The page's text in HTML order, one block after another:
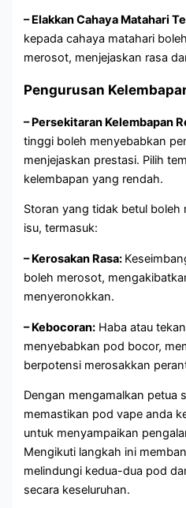
– Elakkan Cahaya Matahari
kepada cahaya matahari
merosot, menjejaskan rasa
Pengurusan
– Persekitaran Kelembapan
tinggi boleh menyebabkan
menjejaskan prestasi. Pilih
kelembapan yang rendah.
Storan yang tidak betul boleh
isu, termasuk:
– Kerosakan Rasa:
boleh merosot,
menyeronokkan.
– Kebocoran: Haba atau
menyebabkan pod bocor,
berpotensi merosakkan
Dengan mengamalkan petua
memastikan pod vape anda
untuk menyampaikan
Mengikuti langkah ini
melindungi kedua-dua pod
secara keseluruhan.